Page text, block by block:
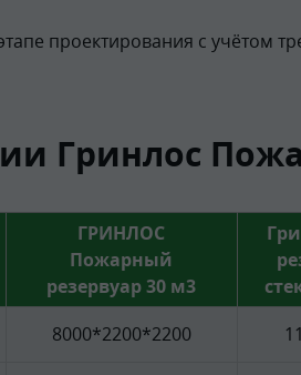
проектирования с учётом
Гринлос
ГРИНЛОС
Пожарный
резервуар 30 м3
8000*2200*2200